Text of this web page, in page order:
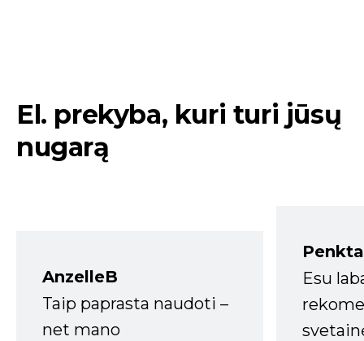
El. prekyba, kuri turi jūsų
nugarą
AnzelleB
Taip paprasta naudoti –
net mano
Esu